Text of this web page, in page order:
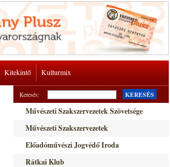
Kitekintő Kulturmix
Keresés: KERESÉS
Művészeti Szakszervezetek Szövetsége
Művészeti Szakszervezetek
Előadóművészi Jogvédő Iroda
Rátkai Klub